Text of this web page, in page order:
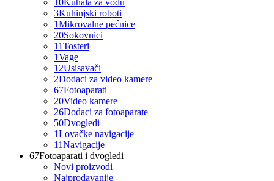
10Kuhala za vodu
3Kuhinjski roboti
1Mikrovalne pećnice
20Sokovnici
11Tosteri
1Vage
12Usisavači
2Dodaci za video kamere
67Fotoaparati
20Video kamere
26Dodaci za fotoaparate
50Dvogledi
1Lovačke navigacije
11Navigacije
67Fotoaparati i dvogledi
Novi proizvodi
Najprodavanije